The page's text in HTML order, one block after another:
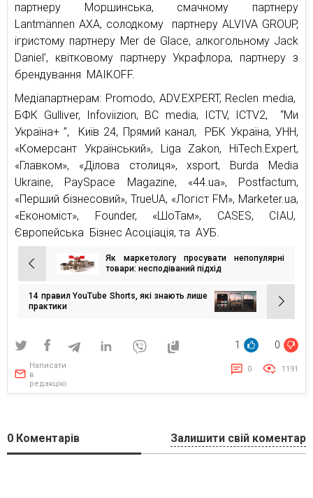
партнеру Моршинська, смачному партнеру
Lantmännen AХА, солодкому партнеру ALVIVA GROUP,
ігристому партнеру Mer de Glace, алкогольному Jack
Daniel’, квітковому партнеру Украфлора, партнеру з
брендування MAIKOFF.
Медіапартнерам: Promodo, ADV.EXPERT, Reclen media,
БФК Gulliver, Infoviizion, BC media, ICTV, ICTV2, “Ми
Україна+ ”, Київ 24, Прямий канал, РБК Україна, УНН,
«Комерсант Український», Liga Zakon, HiTech.Expert,
«Главком», «Ділова столиця», xsport, Burda Media
Ukraine, PaySpace Magazine, «44.ua», Postfactum,
«Перший бізнесовий», TrueUA, «Логіст FM», Marketer.ua,
«Економіст», Founder, «ШоТам», CASES, CIAU,
Європейська Бізнес Асоціація, та АУБ.
Навігація
записів
Як маркетологу просувати непопулярні
товари: несподіваний підхід
14 правил YouTube Shorts, які знають лише
практики
1 0
Написати
в
редакцію
0 1191
0 Коментарів Залишити свій коментар